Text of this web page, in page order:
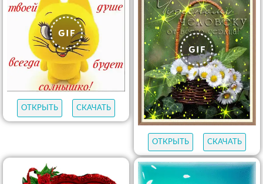
ОТКРЫТЬ СКАЧАТЬ
ОТКРЫТЬ СКАЧАТЬ